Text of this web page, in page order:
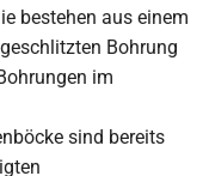
bestehen aus einem
Bohrung
im
sind bereits